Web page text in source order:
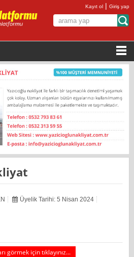
Kayıt ol |Giriş yap
Üyelik Tarihi: 5 Nisan 2024
görmek için tıklayınız...